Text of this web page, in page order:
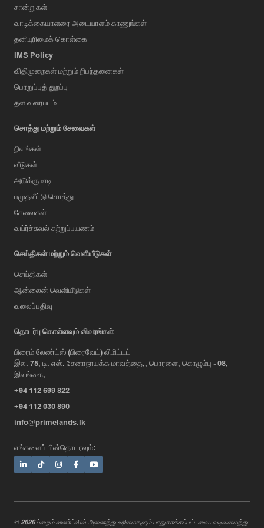
சான்றுகள்
வாடிக்கையாளரை அடையாளம் காணுங்கள்
தனியுரிமைக் கொள்கை
IMS Policy
விதிமுறைகள் மற்றும் நிபந்தனைகள்
பொறுப்புத் துறப்பு
தள வரைபடம்
சொத்து மற்றும் சேவைகள்
நிலங்கள்
வீடுகள்
அடுக்குமாடி
பமுதலீட்டு சொத்து
சேவைகள்
வய்ர்ச்சுவல் சுற்றுப்பயணம்
செய்திகள் மற்றும் வெளியீடுகள்
செய்திகள்
ஆன்லைன் வெளியீடுகள்
வலைப்பதிவு
தொடர்பு கொள்ளவும் விவரங்கள்
பிரைம் லேண்ட்ஸ் (பிரைவேட்) லிமிட்டட்
இல. 75, டி. எஸ். சேனாநாயக்க மாவத்தை,, பொரளை, கொழும்பு - 08,
இலங்கை,
+94 112 699 822
+94 112 030 890
info@primelands.lk
எங்களைப் பின்தொடரவும்:
© 2026 ப்றைம் ஸண்ட்ஸில் அனைத்து உரிமைகளும் பாதுகாக்கப்பட்டவை. வடிவமைத்து
AI Assistant
message below and I'll be happy to